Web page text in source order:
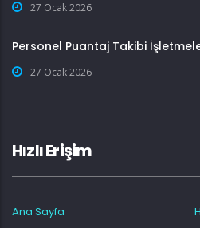
27 Ocak 2026
Personel Puantaj Takibi
27 Ocak 2026
Hızlı Erişim
Ana Sayfa